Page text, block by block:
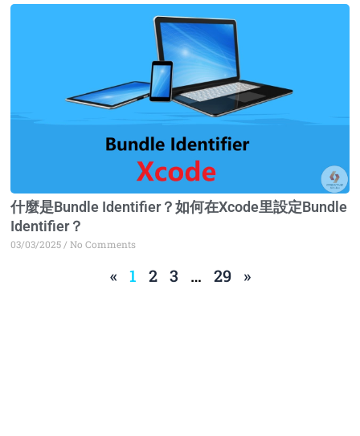
什麼是Bundle Identifier？如何在Xcode里設定Bundle
Identifier？
03/03/2025 No Comments
« 1 2 3 … 29 »